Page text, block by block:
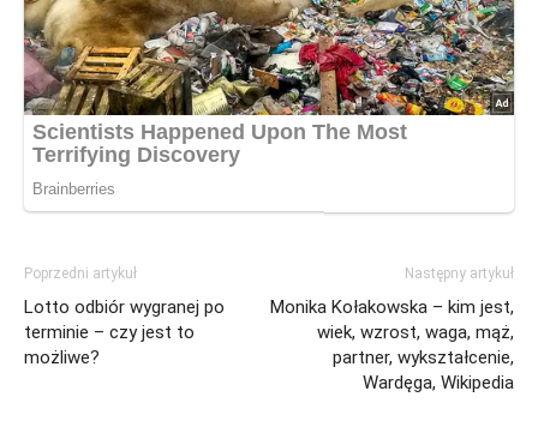
Poprzedni artykuł
Lotto odbiór wygranej po
terminie – czy jest to
możliwe?
Następny artykuł
Monika Kołakowska – kim jest,
wiek, wzrost, waga, mąż,
partner, wykształcenie,
Wardęga, Wikipedia